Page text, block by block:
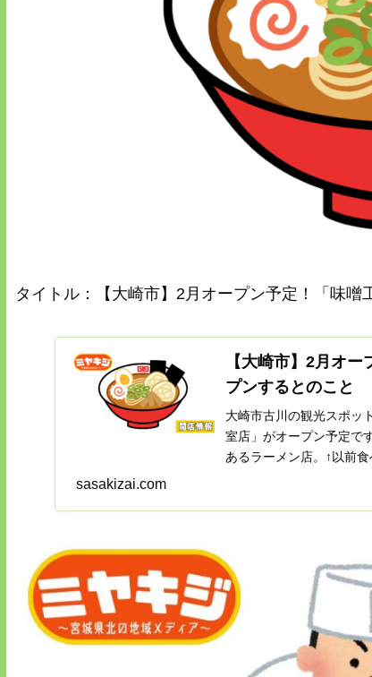
タイトル：【大崎市】2月オープン予定！「味
【大崎市】2月オ
プンするとのこと
大崎市古川の観光スポッ
室店」がオープン予定で
あるラーメン店。↑以前
sasakizai.com